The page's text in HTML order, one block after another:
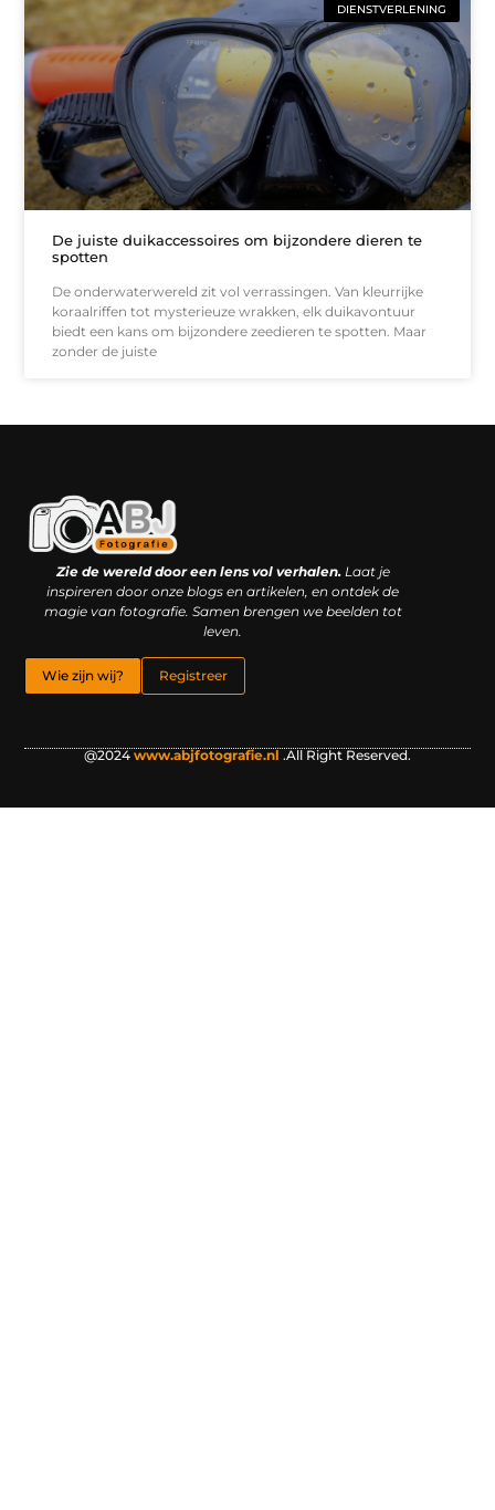
DIENSTVERLENING
De juiste duikaccessoires om bijzondere dieren te
spotten
De onderwaterwereld zit vol verrassingen. Van kleurrijke
koraalriffen tot mysterieuze wrakken, elk duikavontuur
biedt een kans om bijzondere zeedieren te spotten. Maar
zonder de juiste
Zie de wereld door een lens vol verhalen.Laat je
inspireren door onze blogs en artikelen, en ontdek de
magie van fotografie. Samen brengen we beelden tot
leven.
Wie zijn wij? Registreer
@2024 www.abjfotografie.nl .All Right Reserved.